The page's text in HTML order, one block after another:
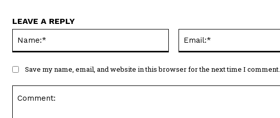
LEAVE A REPLY
Save my name, email, and website in this browser for the next time I comment.